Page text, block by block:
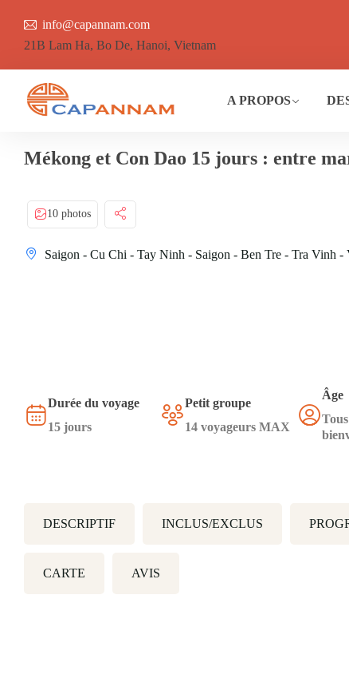
info@capannam.com
21B Lam Ha, Bo De, Hanoi, Vietnam
A PROPOS
Mékong et Con Dao 15 jours : entre
10 photos
Saigon - Cu Chi - Tay Ninh - Saigon - Ben Tre - Tra Vinh
Durée du voyage
15 jours
Petit groupe
14 voyageurs MAX
Âge
DESCRIPTIF INCLUS/EXCLUS
CARTE AVIS